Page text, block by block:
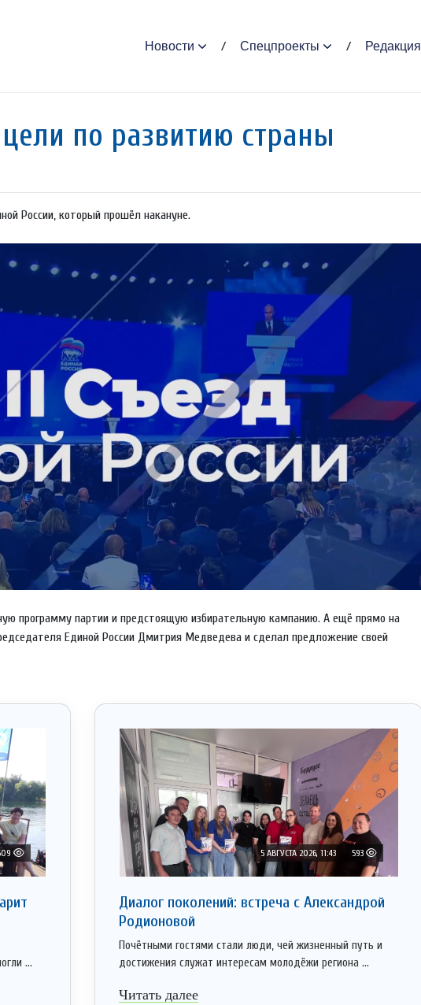
Новости Спецпроекты Редакция
по развитию страны
России, который прошёл накануне.
программу партии и предстоящую избирательную кампанию. А ещё прямо на
Единой России Дмитрия Медведева и сделал предложение своей
...
5 АВГУСТА 2026, 11:43 593
Диалог поколений: встреча с Александрой
Родионовой
Почётными гостями стали люди, чей жизненный путь и
достижения служат интересам молодёжи региона ...
Читать далее